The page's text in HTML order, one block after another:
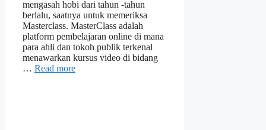
mengasah hobi dari tahun -tahun
berlalu, saatnya untuk memeriksa
Masterclass. MasterClass adalah
platform pembelajaran online di mana
para ahli dan tokoh publik terkenal
menawarkan kursus video di bidang
… Read more